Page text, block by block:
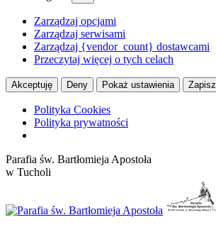
Zarządzaj opcjami
Zarządzaj serwisami
Zarządzaj {vendor_count} dostawcami
Przeczytaj więcej o tych celach
Akceptuję Deny Pokaż ustawienia Zapisz
Polityka Cookies
Polityka prywatności
Przewiń
do
Parafia św. Bartłomieja Apostoła
w Tucholi